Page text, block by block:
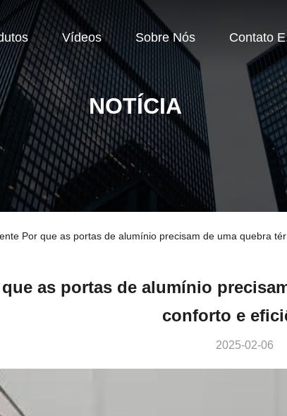
Vídeos Sobre Nós Contato
NOTÍCIA
Por que as portas de alumínio precisam de uma quebra
as portas de alumínio
conforto e
2025-02-06